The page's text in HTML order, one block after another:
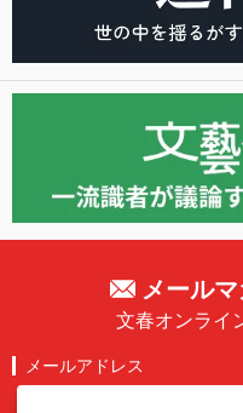
メールマ
文春オンライ
メールアドレス